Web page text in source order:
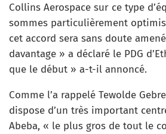
Collins Aerospace sur ce type
sommes particulièrement
cet accord sera sans doute
davantage » a déclaré le PDG
que le début » a-t-il annoncé.
Comme l’a rappelé Tewolde
dispose d’un très important
Abeba, « le plus gros de tout le